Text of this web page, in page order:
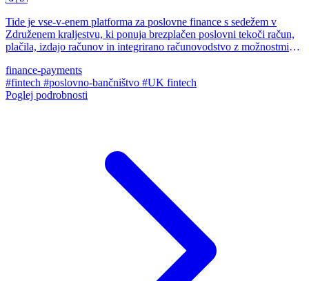
Tide je vse-v-enem platforma za poslovne finance s sedežem v
Združenem kraljestvu, ki ponuja brezplačen poslovni tekoči račun,
plačila, izdajo računov in integrirano računovodstvo z možnostmi
finance-payments
#fintech #poslovno-bančništvo #UK fintech
Poglej podrobnosti